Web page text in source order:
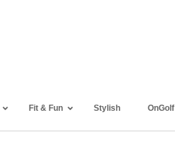
Fit & Fun Stylish OnGolf